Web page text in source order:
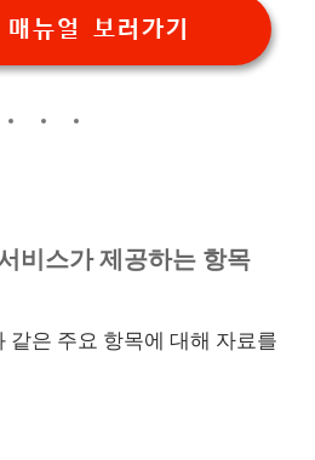
뉴얼 보러가기
비스가 제공하는 항목
같은 주요 항목에 대해 자료를